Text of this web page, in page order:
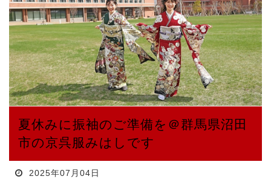
夏休みに振袖のご準備を＠群馬県沼田
市の京呉服みはしです
2025年07月04日